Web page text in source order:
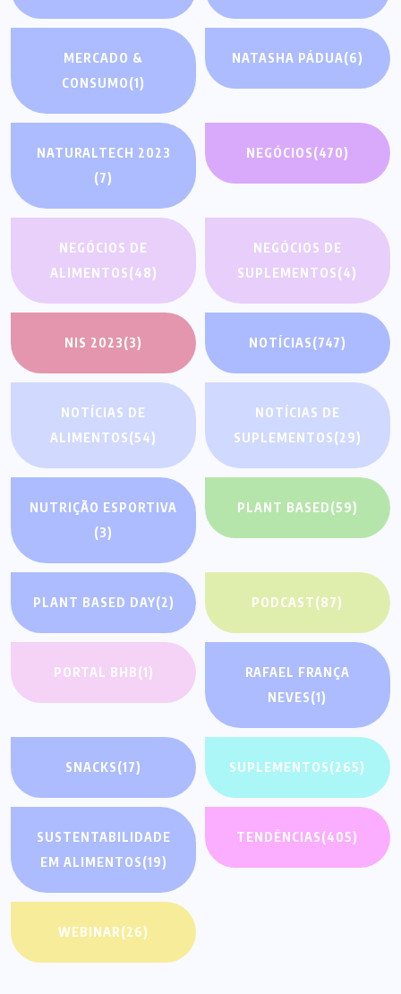
MERCADO &
CONSUMO(1)
NATASHA PÁDUA(6)
NATURALTECH 2023
(7)
NEGÓCIOS(470)
NEGÓCIOS DE
ALIMENTOS(48)
NEGÓCIOS DE
SUPLEMENTOS(4)
NIS 2023(3) NOTÍCIAS(747)
NOTÍCIAS DE
ALIMENTOS(54)
NOTÍCIAS DE
SUPLEMENTOS(29)
NUTRIÇÃO ESPORTIVA
(3)
PLANT BASED(59)
PLANT BASED DAY(2) PODCAST(87)
PORTAL BHB(1)
RAFAEL FRANÇA
NEVES(1)
SNACKS(17) SUPLEMENTOS(265)
SUSTENTABILIDADE
EM ALIMENTOS(19)
TENDÊNCIAS(405)
WEBINAR(26)